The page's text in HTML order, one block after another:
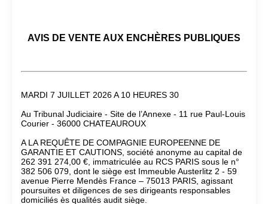
AVIS DE VENTE AUX ENCHÈRES PUBLIQUES
MARDI 7 JUILLET 2026 A 10 HEURES 30
Au Tribunal Judiciaire - Site de l’Annexe - 11 rue Paul-Louis
Courier - 36000 CHATEAUROUX
A LA REQUÊTE DE COMPAGNIE EUROPEENNE DE
GARANTIE ET CAUTIONS, société anonyme au capital de
262 391 274,00 €, immatriculée au RCS PARIS sous le n°
382 506 079, dont le siège est Immeuble Austerlitz 2 - 59
avenue Pierre Mendès France – 75013 PARIS, agissant
poursuites et diligences de ses dirigeants responsables
domiciliés ès qualités audit siège.